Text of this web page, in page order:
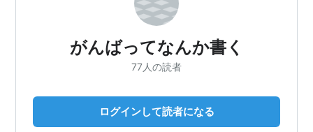
がんばってなんか書く
77人の読者
ログインして読者になる